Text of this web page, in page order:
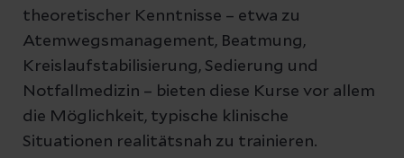
theoretischer Kenntnisse – etwa zu
Atemwegsmanagement, Beatmung,
Kreislaufstabilisierung, Sedierung und
Notfallmedizin – bieten diese Kurse vor allem
die Möglichkeit, typische klinische
Situationen realitätsnah zu trainieren.